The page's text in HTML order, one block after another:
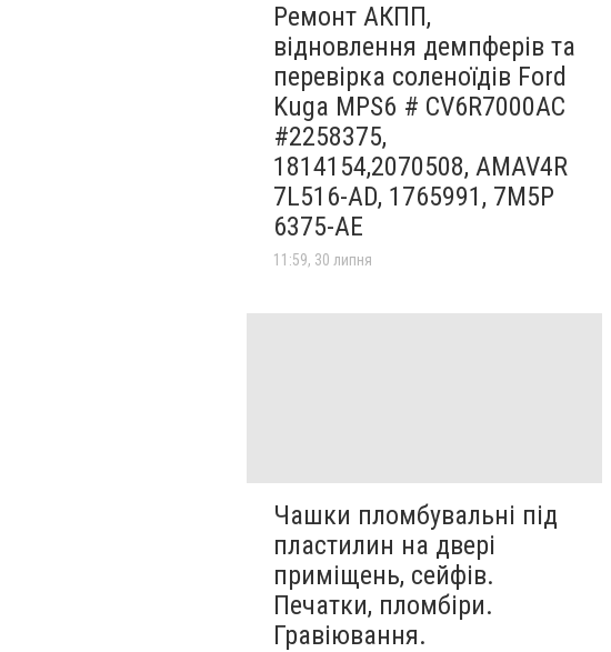
Ремонт АКПП,
відновлення демпферів та
перевірка соленоїдів Ford
Kuga MPS6 # CV6R7000AC
#2258375,
1814154,2070508, AMAV4R
7L516-AD, 1765991, 7M5P
6375-AE
11:59, 30 липня
Чашки пломбувальні під
пластилин на двері
приміщень, сейфів.
Печатки, пломбіри.
Гравіювання.